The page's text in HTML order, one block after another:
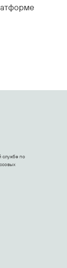
службе по